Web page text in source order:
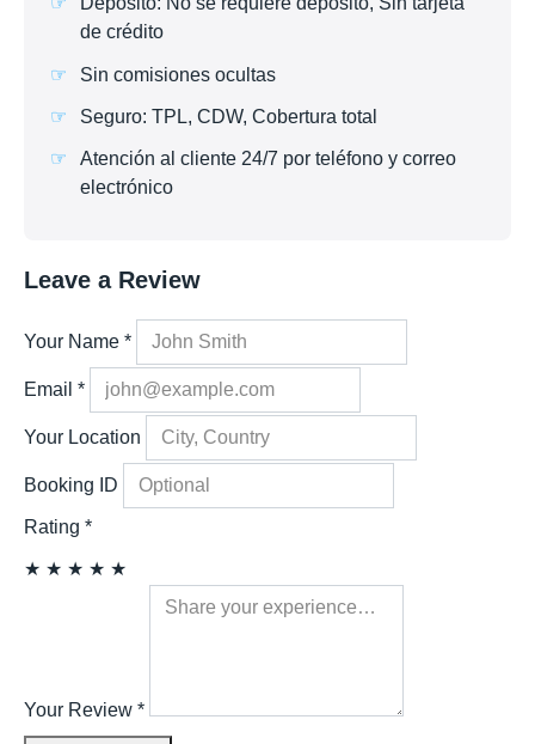
de crédito
Sin comisiones ocultas
Seguro: TPL, CDW, Cobertura total
Atención al cliente 24/7 por teléfono y correo
electrónico
Leave a Review
Your Name *
Email *
Your Location
Booking ID
Rating *
★ ★ ★ ★ ★
Your Review *